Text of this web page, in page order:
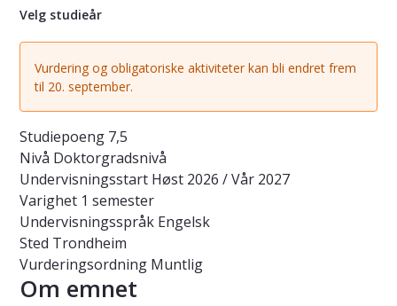
Velg studieår
Vurdering og obligatoriske aktiviteter kan bli endret frem
til 20. september.
Studiepoeng 7,5
Nivå Doktorgradsnivå
Undervisningsstart Høst 2026 / Vår 2027
Varighet 1 semester
Undervisningsspråk Engelsk
Sted Trondheim
Vurderingsordning Muntlig
Om emnet